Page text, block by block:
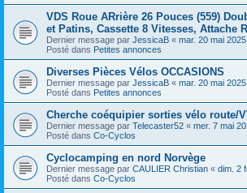
VDS Roue ARrière 26 Pouces (559)
et Patins, Cassette 8 Vitesses, Attache
Dernier message par JessicaB « mar. 20 mai
Posté dans Petites annonces
Diverses Pièces Vélos OCCASIONS
Dernier message par JessicaB « mar. 20 mai
Posté dans Petites annonces
Cherche coéquipier sorties vélo route/
Dernier message par Telecaster52 « mer. 7 mai
Posté dans Co-Cyclos
Cyclocamping en nord Norvège
Dernier message par CAULIER Christian « dim. 2
Posté dans Co-Cyclos